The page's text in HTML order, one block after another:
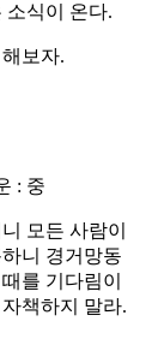
소식이 온다.
보자.
: 중
모든 사람이
니 경거망동
를 기다림이
책하지 말라.